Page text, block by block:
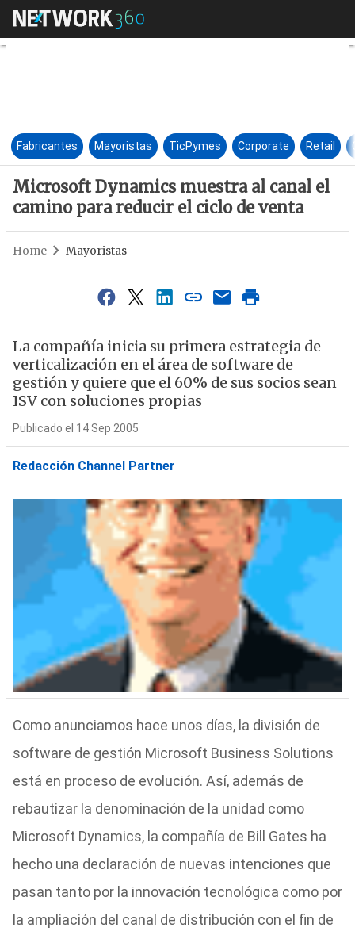
Microsoft Dynamics muestra
Fabricantes Mayoristas TicPymes Corporate Retail
Microsoft Dynamics muestra al canal el
camino para reducir el ciclo de venta
Home Mayoristas
La compañía inicia su primera estrategia de
verticalización en el área de software de
gestión y quiere que el 60% de sus socios sean
ISV con soluciones propias
Publicado el 14 Sep 2005
Redacción Channel Partner
Como anunciamos hace unos días, la división de
software de gestión Microsoft Business Solutions
está en proceso de evolución. Así, además de
rebautizar la denominación de la unidad como
Microsoft Dynamics, la compañía de Bill Gates ha
hecho una declaración de nuevas intenciones que
pasan tanto por la innovación tecnológica como por
la ampliación del canal de distribución con el fin de